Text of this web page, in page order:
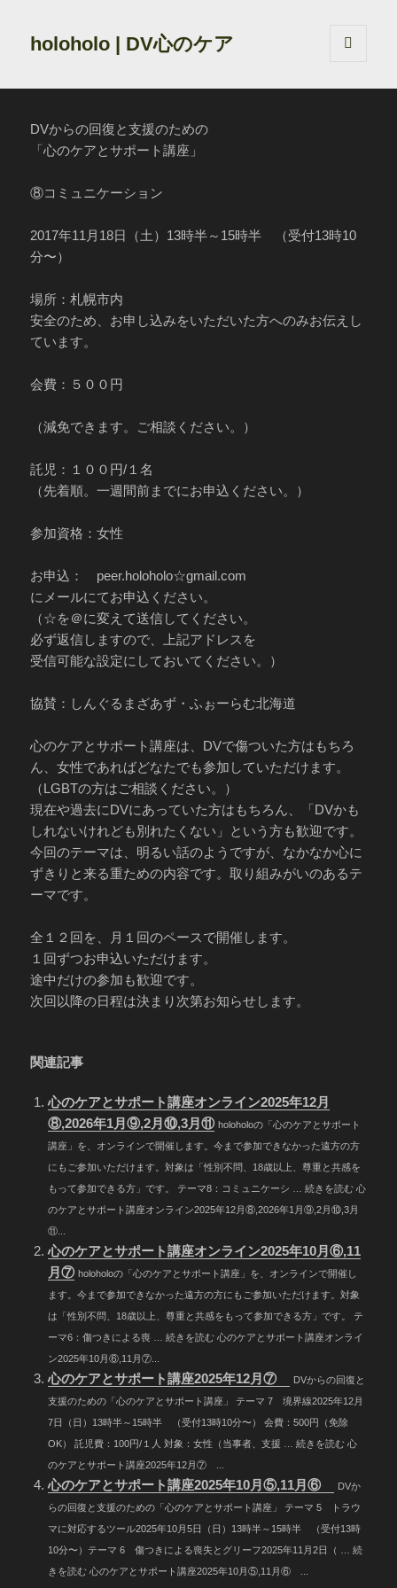
holoholo | DV心のケア
ーとウ
DVからの回復と支援のための
「心のケアとサポート講座」
⑧コミュニケーション
2017年11月18日（土）13時半～15時半 （受付13時10
分〜）
場所：札幌市内
安全のため、お申し込みをいただいた方へのみお伝えし
ています。
会費：５００円
（減免できます。ご相談ください。）
託児：１００円/１名
（先着順。一週間前までにお申込ください。）
参加資格：女性
お申込： peer.holoholo☆gmail.com
にメールにてお申込ください。
（☆を＠に変えて送信してください。
必ず返信しますので、上記アドレスを
受信可能な設定にしておいてください。）
協賛：しんぐるまざあず・ふぉーらむ北海道
心のケアとサポート講座は、DVで傷ついた方はもちろ
ん、女性であればどなたでも参加していただけます。
（LGBTの方はご相談ください。）
現在や過去にDVにあっていた方はもちろん、「DVかも
しれないけれども別れたくない」という方も歓迎です。
今回のテーマは、明るい話のようですが、なかなか心に
ずきりと来る重ための内容です。取り組みがいのあるテ
ーマです。
全１２回を、月１回のペースで開催します。
１回ずつお申込いただけます。
途中だけの参加も歓迎です。
次回以降の日程は決まり次第お知らせします。
関連記事
心のケアとサポート講座オンライン2025年12月
⑧,2026年1月⑨,2月⑩,3月⑪ holoholoの「心のケアとサポート
講座」を、オンラインで開催します。今まで参加できなかった遠方の方
にもご参加いただけます。対象は「性別不問、18歳以上、尊重と共感を
もって参加できる方」です。 テーマ8：コミュニケーシ … 続きを読む 心
のケアとサポート講座オンライン2025年12月⑧,2026年1月⑨,2月⑩,3月
⑪...
心のケアとサポート講座オンライン2025年10月⑥,11
月⑦ holoholoの「心のケアとサポート講座」を、オンラインで開催し
ます。今まで参加できなかった遠方の方にもご参加いただけます。対象
は「性別不問、18歳以上、尊重と共感をもって参加できる方」です。 テ
ーマ6：傷つきによる喪 … 続きを読む 心のケアとサポート講座オンライ
ン2025年10月⑥,11月⑦...
心のケアとサポート講座2025年12月⑦
DVからの回復と
支援のための「心のケアとサポート講座」 テーマ 7 境界線2025年12月
7日（日）13時半～15時半 （受付13時10分〜） 会費：500円（免除
OK） 託児費：100円/１人 対象：女性（当事者、支援 … 続きを読む 心
のケアとサポート講座2025年12月⑦ ...
心のケアとサポート講座2025年10月⑤,11月⑥
DVか
らの回復と支援のための「心のケアとサポート講座」 テーマ 5 トラウ
マに対応するツール2025年10月5日（日）13時半～15時半 （受付13時
10分〜）テーマ 6 傷つきによる喪失とグリーフ2025年11月2日（ … 続
きを読む 心のケアとサポート講座2025年10月⑤,11月⑥ ...